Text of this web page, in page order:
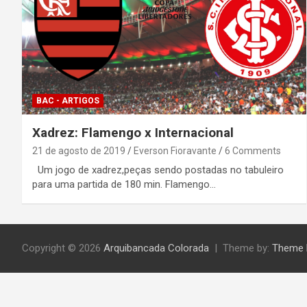
BAC - ARTIGOS
Xadrez: Flamengo x Internacional
21 de agosto de 2019 Everson Fioravante 6 Comments
Um jogo de xadrez,peças sendo postadas no tabuleiro
para uma partida de 180 min. Flamengo…
Copyright © 2026 Arquibancada Colorada Theme by: Theme